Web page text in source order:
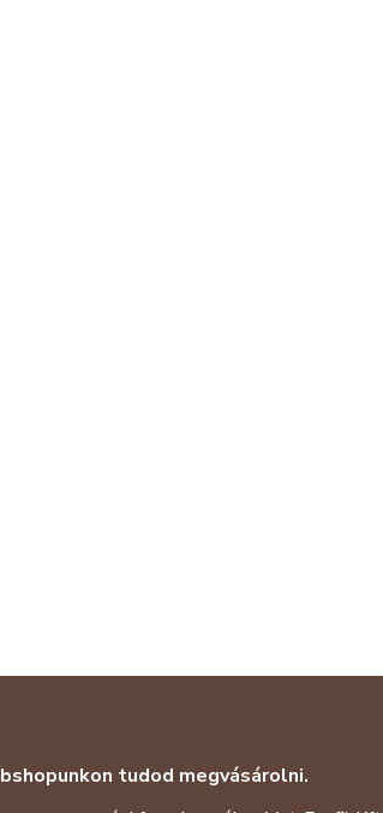
tudod megvásárolni.